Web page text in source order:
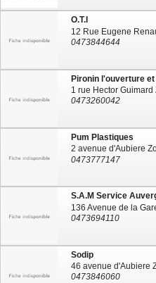
O.T.I
0473844644
Pironin l'ouverture
0473260042
Pum Plastiques
0473777147
S.A.M Service
0473694110
Sodip
0473846060